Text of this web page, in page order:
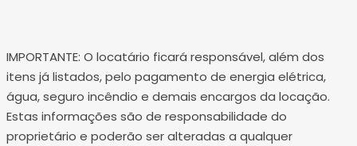
IMPORTANTE: O locatário ficará responsável, além dos
itens já listados, pelo pagamento de energia elétrica,
água, seguro incêndio e demais encargos da locação.
Estas informações são de responsabilidade do
proprietário e poderão ser alteradas a qualquer